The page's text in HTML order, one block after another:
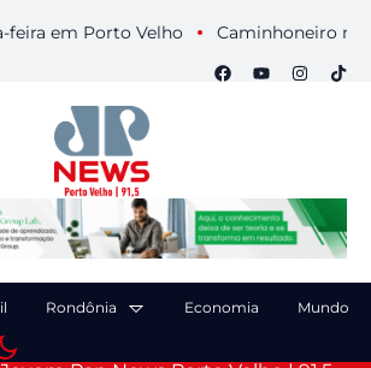
em Porto Velho Caminhoneiro morre
Rondônia Economia Mundo